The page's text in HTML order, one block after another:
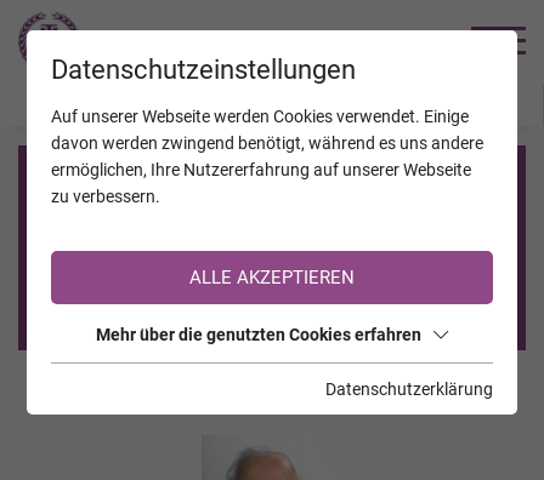
Registrierung auf TrauerHilfe.it
Sie sind noch nicht auf TrauerHilfe.it registriert?
>> zur kostenlosen Registrierung <<
Datenschutzeinstellungen
Auf unserer Webseite werden Cookies verwendet. Einige
davon werden zwingend benötigt, während es uns andere
ermöglichen, Ihre Nutzererfahrung auf unserer Webseite
zu verbessern.
ALLE AKZEPTIEREN
Mehr über die genutzten Cookies erfahren
Datenschutzerklärung
JAHRESTAGE KALENDER VERSTORBENE